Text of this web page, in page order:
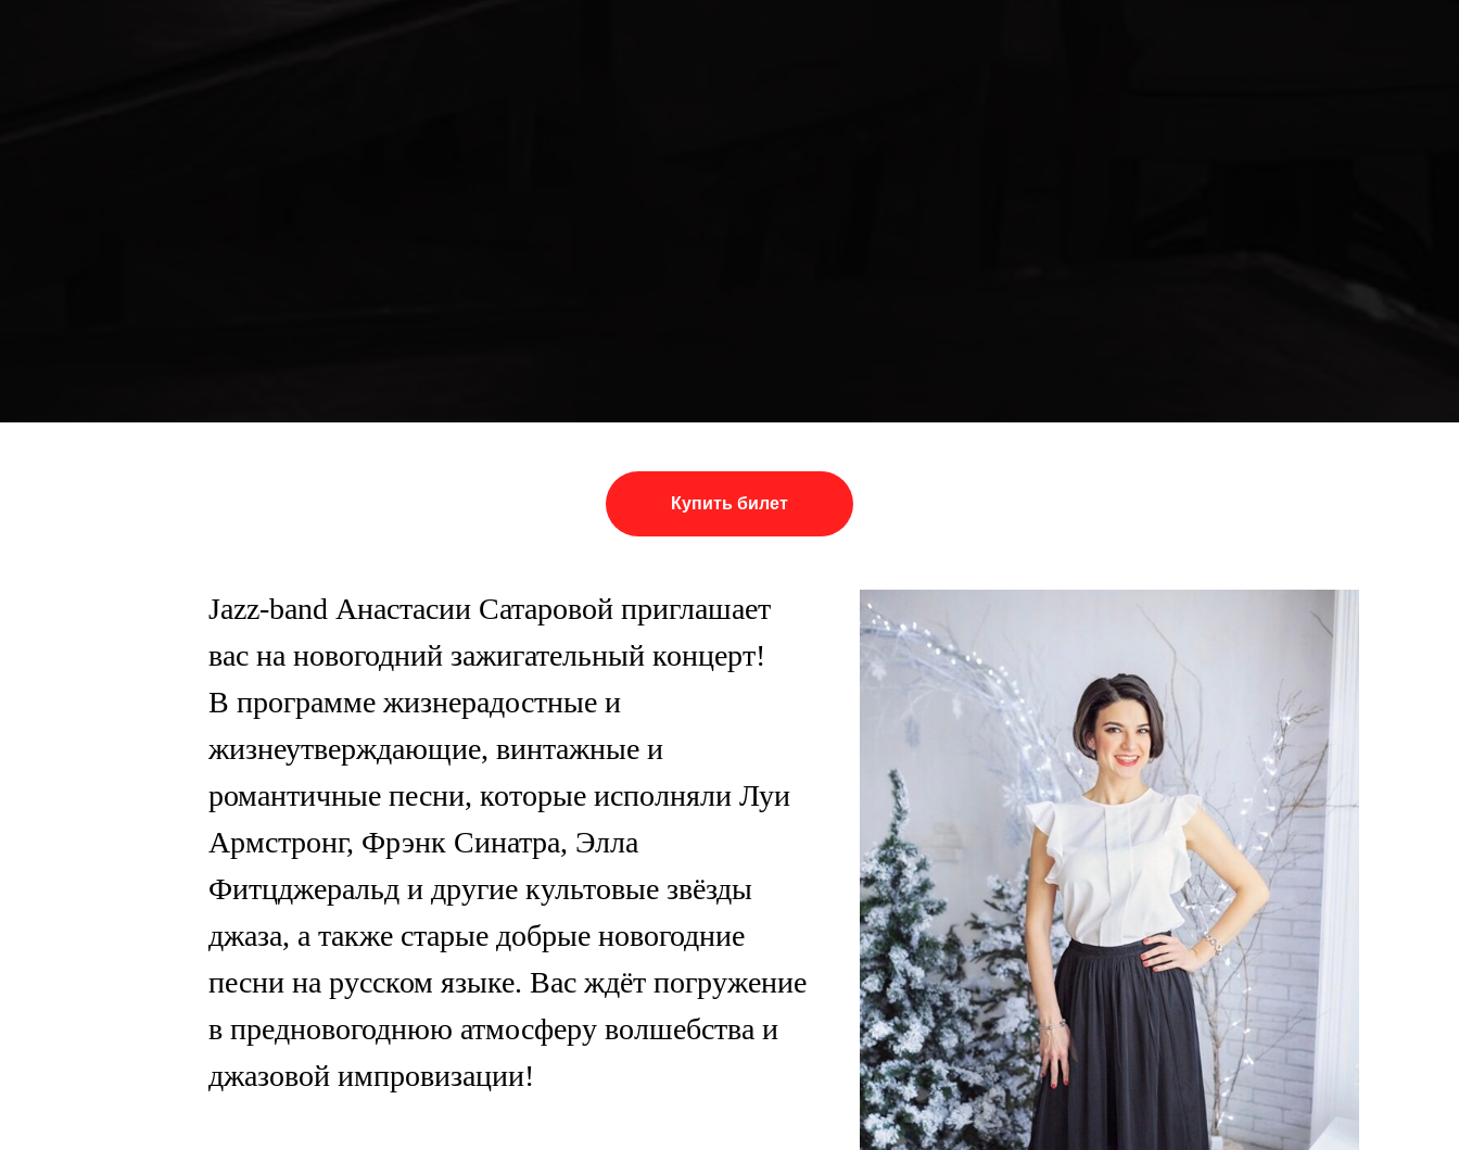
Купить билет
Jazz-band Анастасии Сатаровой приглашает
вас на новогодний зажигательный концерт!
В программе жизнерадостные и
жизнеутверждающие, винтажные и
романтичные песни, которые исполняли Луи
Армстронг, Фрэнк Синатра, Элла
Фитцджеральд и другие культовые звёзды
джаза, а также старые добрые новогодние
песни на русском языке. Вас ждёт погружение
в предновогоднюю атмосферу волшебства и
джазовой импровизации!